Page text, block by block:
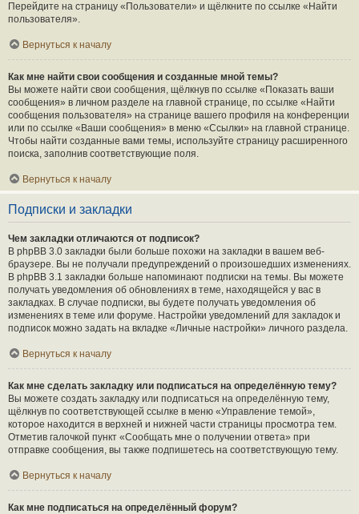
Перейдите на страницу «Пользователи» и щёлкните по ссылке «Найти
пользователя».
Вернуться к началу
Как мне найти свои сообщения и созданные мной темы?
Вы можете найти свои сообщения, щёлкнув по ссылке «Показать ваши
сообщения» в личном разделе на главной странице, по ссылке «Найти
сообщения пользователя» на странице вашего профиля на конференции
или по ссылке «Ваши сообщения» в меню «Ссылки» на главной странице.
Чтобы найти созданные вами темы, используйте страницу расширенного
поиска, заполнив соответствующие поля.
Вернуться к началу
Подписки и закладки
Чем закладки отличаются от подписок?
В phpBB 3.0 закладки были больше похожи на закладки в вашем веб-
браузере. Вы не получали предупреждений о произошедших изменениях.
В phpBB 3.1 закладки больше напоминают подписки на темы. Вы можете
получать уведомления об обновлениях в теме, находящейся у вас в
закладках. В случае подписки, вы будете получать уведомления об
изменениях в теме или форуме. Настройки уведомлений для закладок и
подписок можно задать на вкладке «Личные настройки» личного раздела.
Вернуться к началу
Как мне сделать закладку или подписаться на определённую тему?
Вы можете создать закладку или подписаться на определённую тему,
щёлкнув по соответствующей ссылке в меню «Управление темой»,
которое находится в верхней и нижней части страницы просмотра тем.
Отметив галочкой пункт «Сообщать мне о получении ответа» при
отправке сообщения, вы также подпишетесь на соответствующую тему.
Вернуться к началу
Как мне подписаться на определённый форум?